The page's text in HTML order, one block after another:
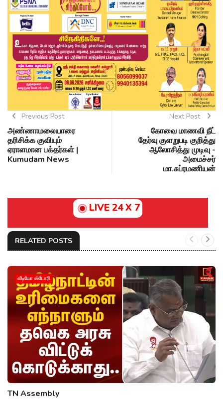
Previous Post
அண்ணாமலையாரை
தரிசிக்க குவியும்
ஏராளமான பக்தர்கள் |
Kumudam News
Next Post
கோவை மாணவி நீட்
தேர்வு குளறுபடி குறித்து
ஆலோசித்து முடிவு -
அமைச்சர்
மா.சுப்ரமணியன்
LIVE 24 X 7
RELATED POSTS
வீடியோ ஸ்டோரி
TN Assembly